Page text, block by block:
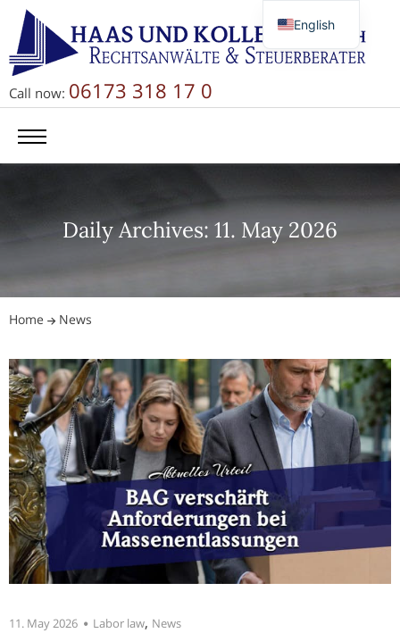
Call now: 06173 318 17 0
Daily Archives: 11. May 2026
Home News
11. May 2026 Labor law, News
English
Deutsch
简体中文